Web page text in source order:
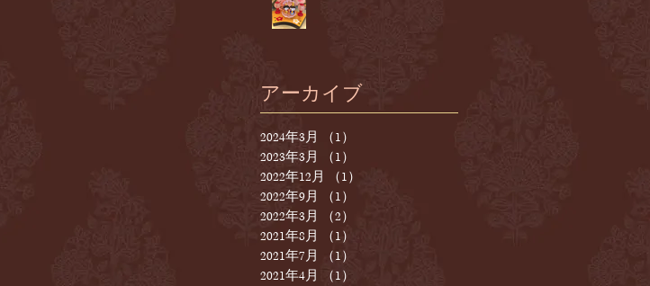
アーカイブ
2024年3月 （1）
2023年3月
（1）
2022年12月
（1）
2022年9月
（1）
2022年3月
（2）
2021年8月
（1）
2021年7月
（1）
2021年4月
（1）